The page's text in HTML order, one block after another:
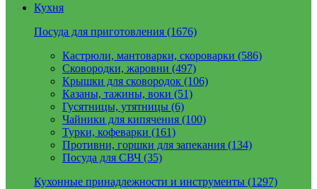
Кухня
Посуда для приготовления (1676)
Кастрюли, мантоварки, скороварки (586)
Сковородки, жаровни (497)
Крышки для сковородок (106)
Казаны, тажины, воки (51)
Гусятницы, утятницы (6)
Чайники для кипячения (100)
Турки, кофеварки (161)
Противни, горшки для запекания (134)
Посуда для СВЧ (35)
Кухонные принадлежности и инструменты (1297)